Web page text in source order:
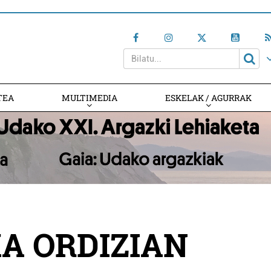
MULTIMEDIA ESKELAK / AGURRAK
ORDIZIAN